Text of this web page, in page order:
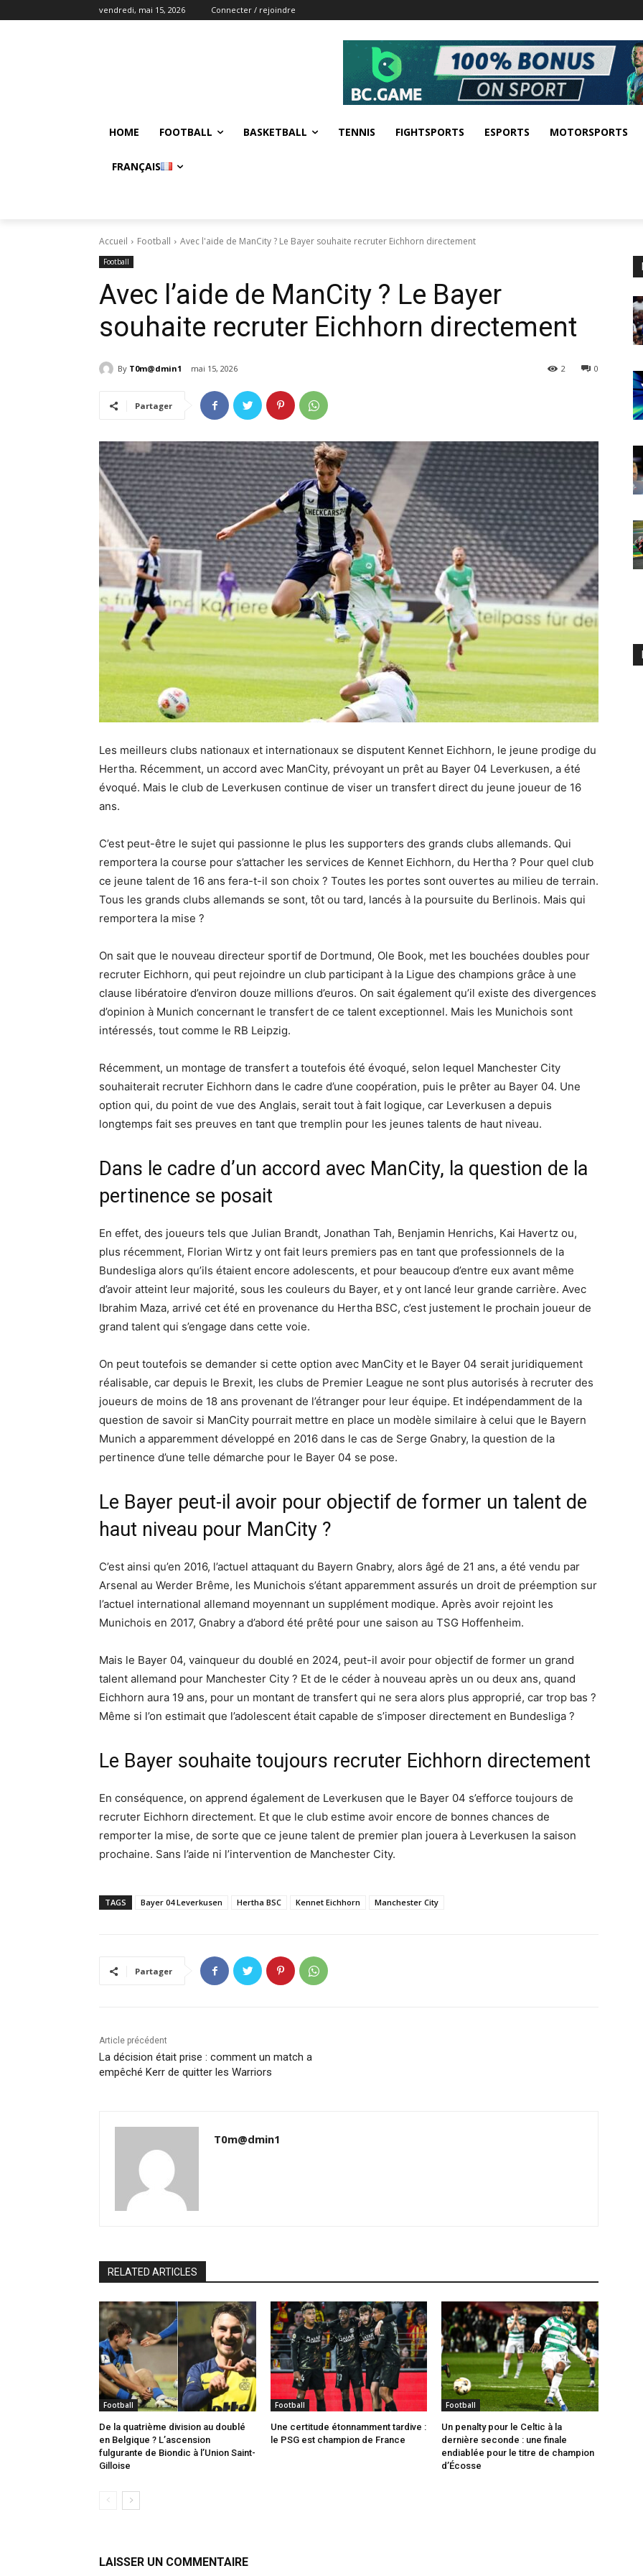
vendredi, mai 15, 2026 Connecter / rejoindre
HOME FOOTBALL BASKETBALL TENNIS FIGHTSPORTS ESPORTS MOTORSPORTS
FRANÇAIS
Accueil Football Avec l'aide de ManCity ? Le Bayer souhaite recruter Eichhorn directement
Football
Avec l’aide de ManCity ? Le Bayer
souhaite recruter Eichhorn directement
By T0m@dmin1 mai 15, 2026 0
2
Partager
Les meilleurs clubs nationaux et internationaux se disputent Kennet Eichhorn, le jeune prodige du
Hertha. Récemment, un accord avec ManCity, prévoyant un prêt au Bayer 04 Leverkusen, a été
évoqué. Mais le club de Leverkusen continue de viser un transfert direct du jeune joueur de 16
ans.
C’est peut-être le sujet qui passionne le plus les supporters des grands clubs allemands. Qui
remportera la course pour s’attacher les services de Kennet Eichhorn, du Hertha ? Pour quel club
ce jeune talent de 16 ans fera-t-il son choix ? Toutes les portes sont ouvertes au milieu de terrain.
Tous les grands clubs allemands se sont, tôt ou tard, lancés à la poursuite du Berlinois. Mais qui
remportera la mise ?
On sait que le nouveau directeur sportif de Dortmund, Ole Book, met les bouchées doubles pour
recruter Eichhorn, qui peut rejoindre un club participant à la Ligue des champions grâce à une
clause libératoire d’environ douze millions d’euros. On sait également qu’il existe des divergences
d’opinion à Munich concernant le transfert de ce talent exceptionnel. Mais les Munichois sont
intéressés, tout comme le RB Leipzig.
Récemment, un montage de transfert a toutefois été évoqué, selon lequel Manchester City
souhaiterait recruter Eichhorn dans le cadre d’une coopération, puis le prêter au Bayer 04. Une
option qui, du point de vue des Anglais, serait tout à fait logique, car Leverkusen a depuis
longtemps fait ses preuves en tant que tremplin pour les jeunes talents de haut niveau.
Dans le cadre d’un accord avec ManCity, la question de la
pertinence se posait
En effet, des joueurs tels que Julian Brandt, Jonathan Tah, Benjamin Henrichs, Kai Havertz ou,
plus récemment, Florian Wirtz y ont fait leurs premiers pas en tant que professionnels de la
Bundesliga alors qu’ils étaient encore adolescents, et pour beaucoup d’entre eux avant même
d’avoir atteint leur majorité, sous les couleurs du Bayer, et y ont lancé leur grande carrière. Avec
Ibrahim Maza, arrivé cet été en provenance du Hertha BSC, c’est justement le prochain joueur de
grand talent qui s’engage dans cette voie.
On peut toutefois se demander si cette option avec ManCity et le Bayer 04 serait juridiquement
réalisable, car depuis le Brexit, les clubs de Premier League ne sont plus autorisés à recruter des
joueurs de moins de 18 ans provenant de l’étranger pour leur équipe. Et indépendamment de la
question de savoir si ManCity pourrait mettre en place un modèle similaire à celui que le Bayern
Munich a apparemment développé en 2016 dans le cas de Serge Gnabry, la question de la
pertinence d’une telle démarche pour le Bayer 04 se pose.
Le Bayer peut-il avoir pour objectif de former un talent de
haut niveau pour ManCity ?
C’est ainsi qu’en 2016, l’actuel attaquant du Bayern Gnabry, alors âgé de 21 ans, a été vendu par
Arsenal au Werder Brême, les Munichois s’étant apparemment assurés un droit de préemption sur
l’actuel international allemand moyennant un supplément modique. Après avoir rejoint les
Munichois en 2017, Gnabry a d’abord été prêté pour une saison au TSG Hoffenheim.
Mais le Bayer 04, vainqueur du doublé en 2024, peut-il avoir pour objectif de former un grand
talent allemand pour Manchester City ? Et de le céder à nouveau après un ou deux ans, quand
Eichhorn aura 19 ans, pour un montant de transfert qui ne sera alors plus approprié, car trop bas ?
Même si l’on estimait que l’adolescent était capable de s’imposer directement en Bundesliga ?
Le Bayer souhaite toujours recruter Eichhorn directement
En conséquence, on apprend également de Leverkusen que le Bayer 04 s’efforce toujours de
recruter Eichhorn directement. Et que le club estime avoir encore de bonnes chances de
remporter la mise, de sorte que ce jeune talent de premier plan jouera à Leverkusen la saison
prochaine. Sans l’aide ni l’intervention de Manchester City.
TAGS Bayer 04 Leverkusen Hertha BSC Kennet Eichhorn Manchester City
Partager
Article précédent
La décision était prise : comment un match a
empêché Kerr de quitter les Warriors
T0m@dmin1
RELATED ARTICLES
Football
De la quatrième division au doublé
en Belgique ? L’ascension
fulgurante de Biondic à l’Union Saint-
Gilloise
Football
Une certitude étonnamment tardive :
le PSG est champion de France
Football
Un penalty pour le Celtic à la
dernière seconde : une finale
endiablée pour le titre de champion
d’Écosse
LAISSER UN COMMENTAIRE